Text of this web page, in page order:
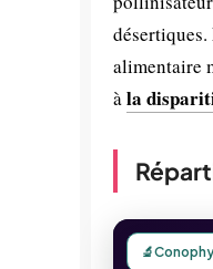
alimentaire
àla